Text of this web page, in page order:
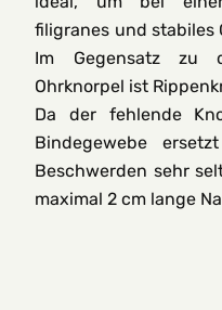
filigranes und stabiles
Im Gegensatz zu
Ohrknorpel ist
Da der fehlende
Bindegewebe
Beschwerden sehr
maximal 2 cm lange